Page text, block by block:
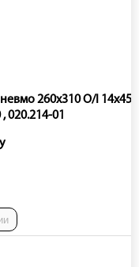
260x310 O/I 14x45
020.214-01